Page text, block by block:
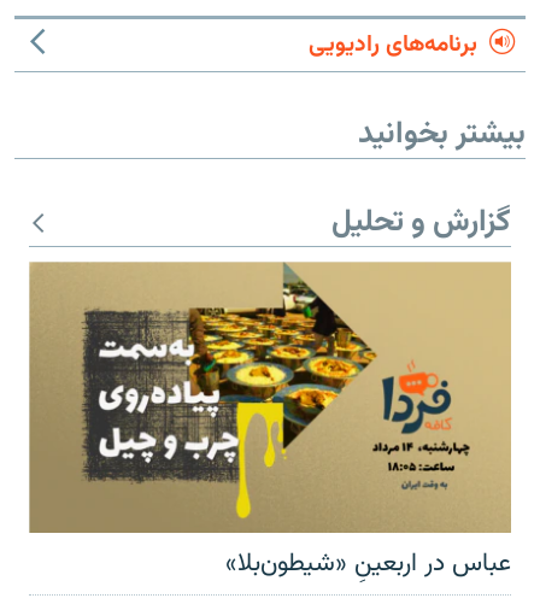
برنامه‌های رادیویی
بیشتر بخوانید
گزارش و تحلیل
عباس در اربعینِ «شیطون‌بلا»